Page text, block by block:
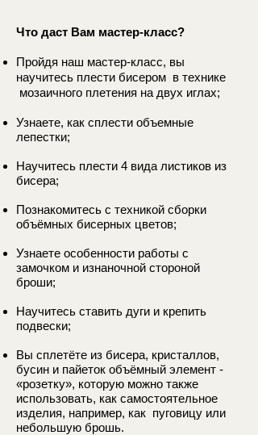
Что даст Вам мастер-класс?
Пройдя наш мастер-класс, вы
научитесь плести бисером в технике
мозаичного плетения на двух иглах;
Узнаете, как сплести объемные
лепестки;
Научитесь плести 4 вида листиков из
бисера;
Познакомитесь с техникой сборки
объёмных бисерных цветов;
Узнаете особенности работы с
замочком и изнаночной стороной
броши;
Научитесь ставить дуги и крепить
подвески;
Вы сплетёте из бисера, кристаллов,
бусин и пайеток объёмный элемент -
«розетку», которую можно также
использовать, как самостоятельное
изделия, например, как пуговицу или
небольшую брошь.